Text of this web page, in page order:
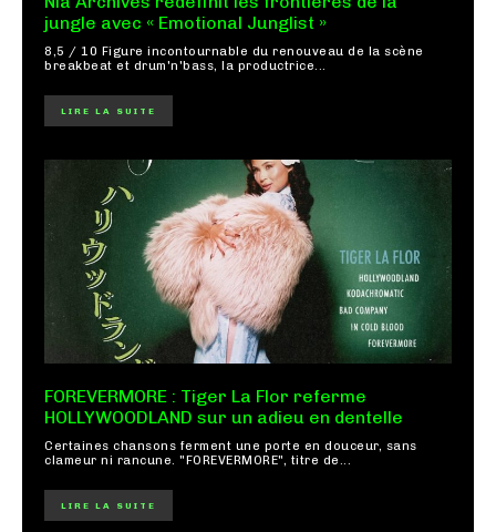
jungle avec « Emotional Junglist »
8,5 / 10 Figure incontournable du renouveau de la scène
breakbeat et drum'n'bass, la productrice...
LIRE LA SUITE
FOREVERMORE : Tiger La Flor referme
HOLLYWOODLAND sur un adieu en dentelle
Certaines chansons ferment une porte en douceur, sans
clameur ni rancune. "FOREVERMORE", titre de...
LIRE LA SUITE